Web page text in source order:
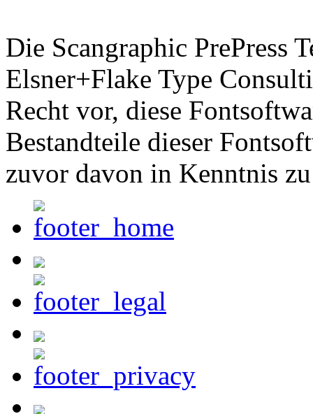
Die Scangraphic PrePress
Elsner+Flake Type
Recht vor, diese
Bestandteile dieser
zuvor davon in Kenntnis zu